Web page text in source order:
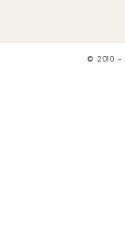
© 2010 -